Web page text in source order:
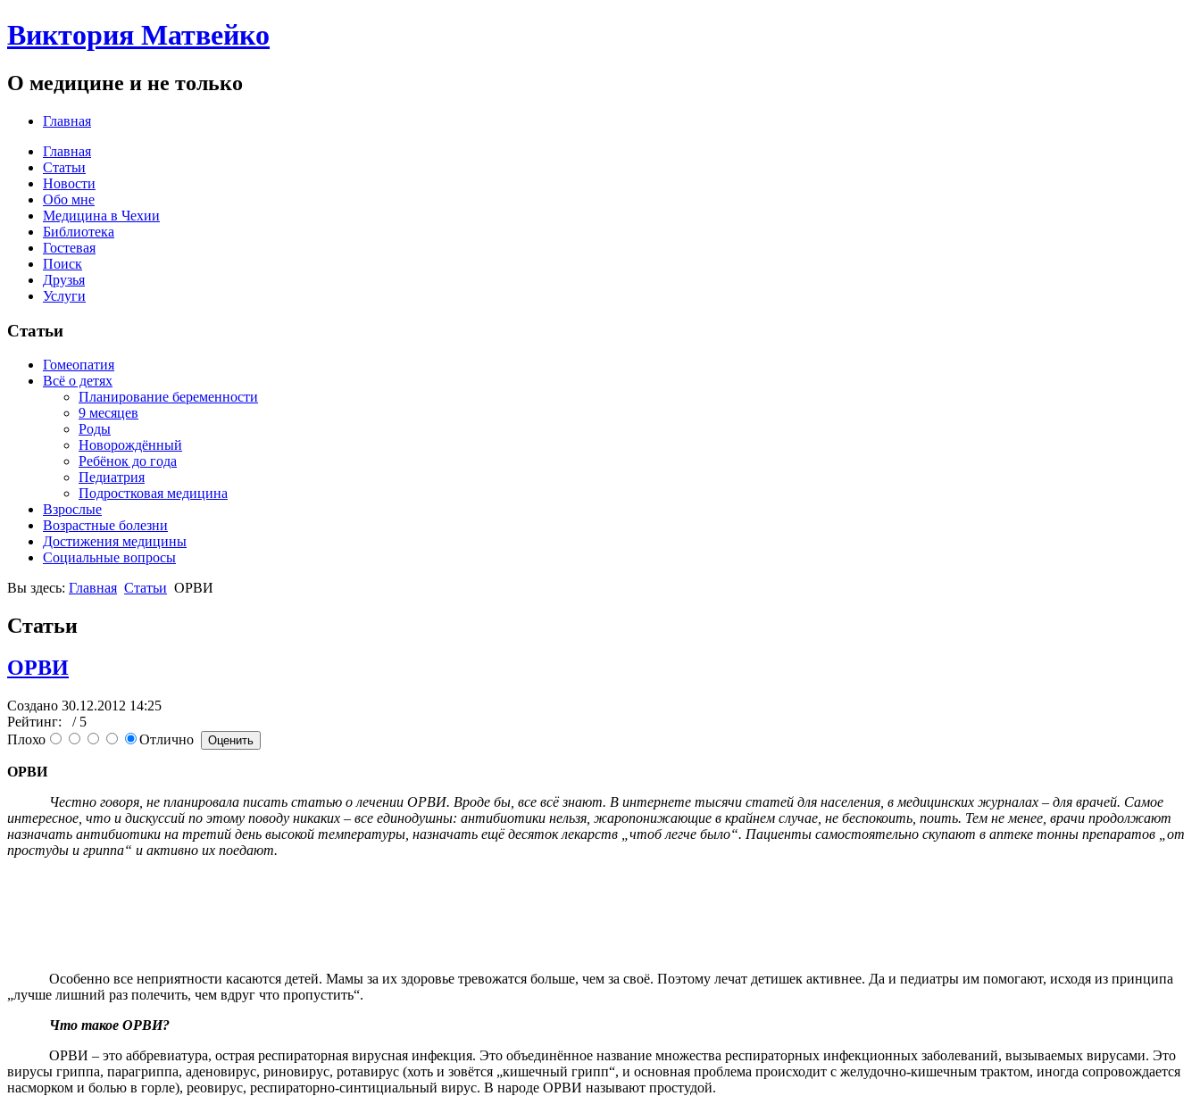
Виктория Матвейко
О медицине и не только
Главная
Главная
Статьи
Новости
Обо мне
Медицина в Чехии
Библиотека
Гостевая
Поиск
Друзья
Услуги
Статьи
Гомеопатия
Всё о детях
Планирование беременности
9 месяцев
Роды
Новорождённый
Ребёнок до года
Педиатрия
Подростковая медицина
Взрослые
Возрастные болезни
Достижения медицины
Социальные вопросы
Вы здесь: Главная Статьи ОРВИ
Статьи
ОРВИ
Создано 30.12.2012 14:25
Рейтинг:
/ 5
Плохо
Отлично
ОРВИ
Честно говоря, не планировала писать статью о лечении ОРВИ. Вроде бы, все всё знают. В интернете тысячи статей для населения, в медицинских журналах – для врачей. Самое
интересное, что и дискуссий по этому поводу никаких – все единодушны: антибиотики нельзя, жаропонижающие в крайнем случае, не беспокоить, поить. Тем не менее, врачи продолжают
назначать антибиотики на третий день высокой температуры, назначать ещё десяток лекарств „чтоб легче было“. Пациенты самостоятельно скупают в аптеке тонны препаратов „от
простуды и гриппа“ и активно их поедают.
Особенно все неприятности касаются детей. Мамы за их здоровье тревожатся больше, чем за своё. Поэтому лечат детишек активнее. Да и педиатры им помогают, исходя из принципа
„лучше лишний раз полечить, чем вдруг что пропустить“.
Что такое ОРВИ?
ОРВИ – это аббревиатура, острая респираторная вирусная инфекция. Это объединённое название множества респираторных инфекционных заболеваний, вызываемых вирусами. Это
вирусы гриппа, парагриппа, аденовирус, риновирус, ротавирус (хоть и зовётся „кишечный грипп“, и основная проблема происходит с желудочно-кишечным трактом, иногда сопровождается
насморком и болью в горле), реовирус, респираторно-синтициальный вирус. В народе ОРВИ называют простудой.